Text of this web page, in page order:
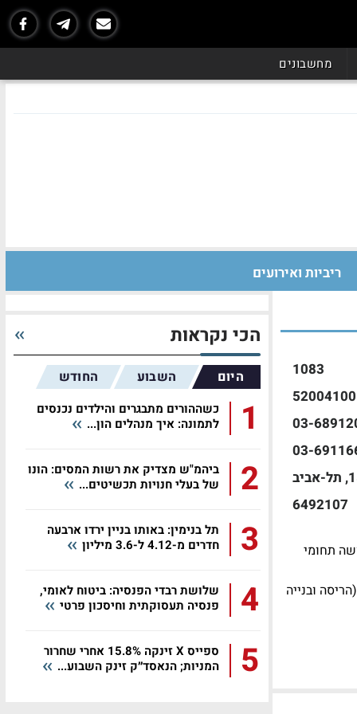
מחשבונים
ריביות ואירועים
1083
03-
03-
דרך מנחם בגין 154, תל-אביב
6492107
תחומי
ובנייה
הכי נקראות
היום השבוע החודש
1
כשההורים מתבגרים והילדים נכנסים
לתמונה: איך מנהלים הון...
2
ביהמ"ש מצדיק את רשות המסים: הונו
של בעלי חנויות תכשיטים...
3
תל בנימין: באותו בניין ירדו ארבעה
חדרים מ-4.12 ל-3.6 מיליון
4
שלושת רבדי הפנסיה: ביטוח לאומי,
פנסיה תעסוקתית וחיסכון פרטי
5
ספייס X זינקה 15.8% אחרי שחרור
המניות; הנאסד״ק זינק השבוע...